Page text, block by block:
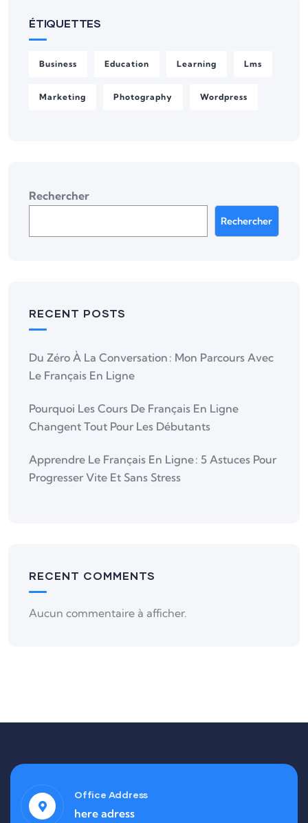
ÉTIQUETTES
Business Education Learning Lms
Marketing Photography Wordpress
Rechercher
Rechercher
RECENT POSTS
Du Zéro À La Conversation : Mon Parcours Avec
Le Français En Ligne
Pourquoi Les Cours De Français En Ligne
Changent Tout Pour Les Débutants
Apprendre Le Français En Ligne : 5 Astuces Pour
Progresser Vite Et Sans Stress
RECENT COMMENTS
Aucun commentaire à afficher.
Office Address
here adress